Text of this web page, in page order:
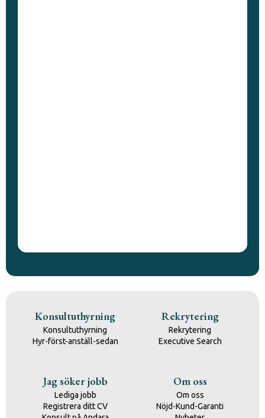
Konsultuthyrning
Konsultuthyrning
Hyr-först-anställ-sedan
Rekrytering
Rekrytering
Executive Search
Jag söker jobb
Lediga jobb
Registrera ditt CV
Om oss
Om oss
Nöjd-Kund-Garanti